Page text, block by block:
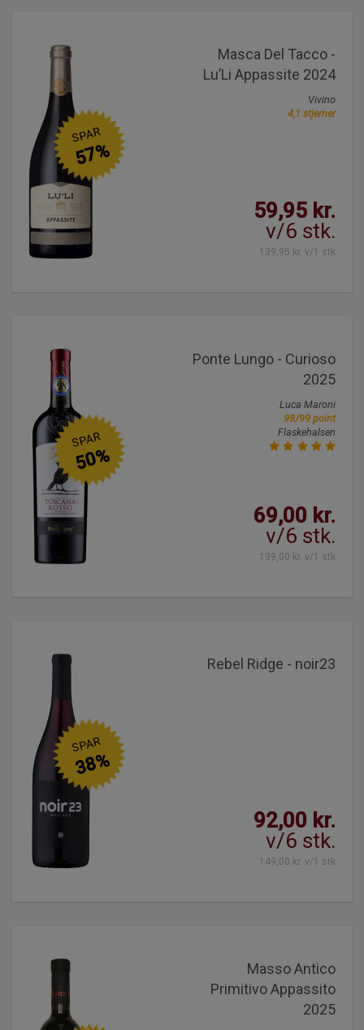
Masca Del Tacco -
Lu’Li Appassite 2024
Vivino
4,1 stjerner
59,95 kr.
v/6 stk.
139,95 kr. v/1 stk
SPAR
57%
Ponte Lungo - Curioso
2025
Luca Maroni
98/99 point
Flaskehalsen
69,00 kr.
v/6 stk.
139,00 kr. v/1 stk
SPAR
50%
Rebel Ridge - noir23
92,00 kr.
v/6 stk.
149,00 kr. v/1 stk
SPAR
38%
Masso Antico
Primitivo Appassito
2025